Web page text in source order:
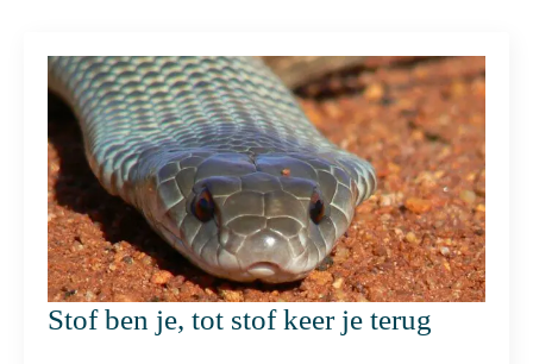
Stof ben je, tot stof keer je terug